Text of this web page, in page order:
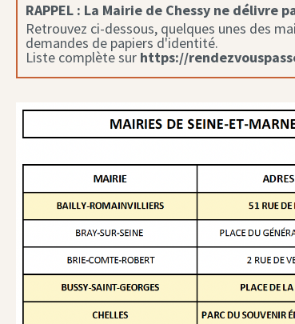
RAPPEL : La Mairie de Chessy ne délivre
Retrouvez ci-dessous, quelques unes des
demandes de papiers d'identité.
Liste complète sur https://